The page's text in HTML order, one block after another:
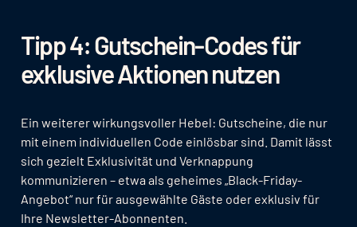
Tipp 4: Gutschein-Codes für
exklusive Aktionen nutzen
Ein weiterer wirkungsvoller Hebel: Gutscheine, die nur
mit einem individuellen Code einlösbar sind. Damit lässt
sich gezielt Exklusivität und Verknappung
kommunizieren – etwa als geheimes „Black-Friday-
Angebot“ nur für ausgewählte Gäste oder exklusiv für
Ihre Newsletter-Abonnenten.